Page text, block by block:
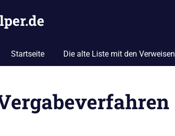
Startseite Die alte Liste mit den Verweisen